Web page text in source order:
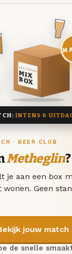
· BEER CLUB
Metheglin?
je aan een box
Geen
jouw match
de snelle
DEZE MAAND
MIX
BOX
8 BIEREN
INTENS &